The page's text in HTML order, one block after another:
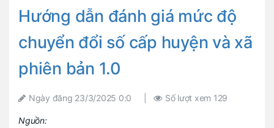
Hướng dẫn đánh giá mức độ
chuyển đổi số cấp huyện và xã
phiên bản 1.0
Ngày đăng 23/3/2025 0:0 Số lượt xem 129
Nguồn: